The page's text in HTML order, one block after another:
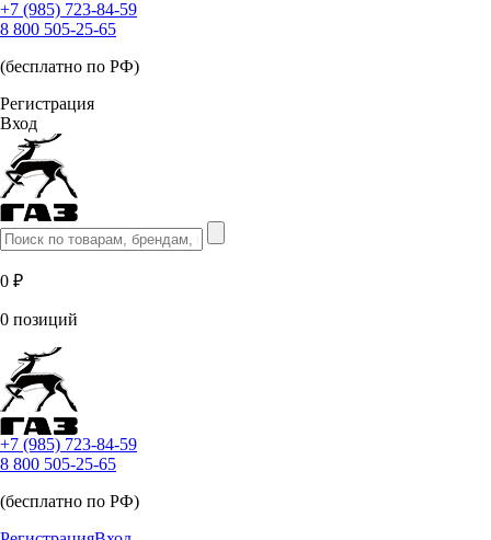
+7 (985) 723-84-59
8 800 505-25-65
(бесплатно по РФ)
Регистрация
Вход
0 ₽
0 позиций
+7 (985) 723-84-59
8 800 505-25-65
(бесплатно по РФ)